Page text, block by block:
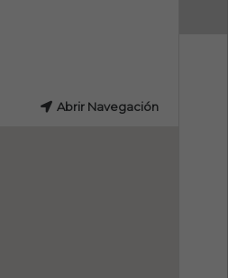
Abrir Navegación